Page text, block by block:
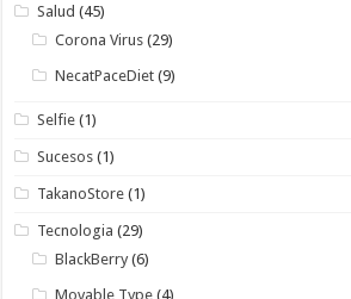
Salud (45)
Corona Virus (29)
NecatPaceDiet (9)
Selfie (1)
Sucesos (1)
TakanoStore (1)
Tecnologia (29)
BlackBerry (6)
Movable Type (4)